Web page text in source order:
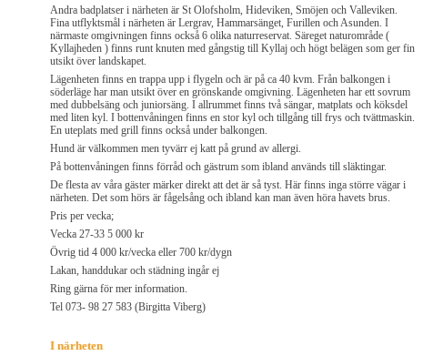
Andra badplatser i närheten är St Olofsholm, Hideviken, Smöjen och Valleviken.
Fina utflyktsmål i närheten är Lergrav, Hammarsänget, Furillen och Asunden. I
närmaste omgivningen finns också 6 olika naturreservat. Säreget naturområde (
Kyllajheden ) finns runt knuten med gångstig till Kyllaj och högt belägen som ger fin
utsikt över landskapet.
Lägenheten finns en trappa upp i flygeln och är på ca 40 kvm. Från balkongen i
söderläge har man utsikt över en grönskande omgivning. Lägenheten har ett sovrum
med dubbelsäng och juniorsäng. I allrummet finns två sängar, matplats och köksdel
med liten kyl. I bottenvåningen finns en stor kyl och tillgång till frys och tvättmaskin.
En uteplats med grill finns också under balkongen.
Hund är välkommen men tyvärr ej katt på grund av allergi.
På bottenvåningen finns förråd och gästrum som ibland används till släktingar.
De flesta av våra gäster märker direkt att det är så tyst. Här finns inga större vägar i
närheten. Det som hörs är fågelsång och ibland kan man även höra havets brus.
Pris per vecka;
Vecka 27-33 5 000 kr
Övrig tid 4 000 kr/vecka eller 700 kr/dygn
Lakan, handdukar och städning ingår ej
Ring gärna för mer information.
Tel 073- 98 27 583 (Birgitta Viberg)
I närheten